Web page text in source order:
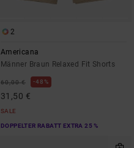
2
Americana
Männer Braun Relaxed Fit Shorts
60,00 € 48%
31,50 €
SALE
DOPPELTER RABATT EXTRA 25 %